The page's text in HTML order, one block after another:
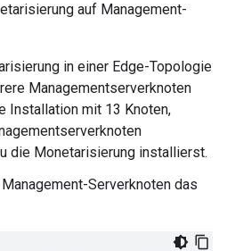
auf Management-
in einer Edge-Topologie
Managementserverknoten
Installation mit 13 Knoten,
die Monetarisierung installierst.
Serverknoten das